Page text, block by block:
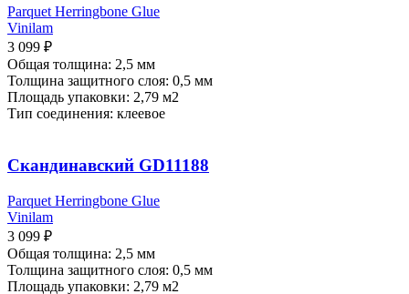
Parquet Herringbone Glue
Vinilam
3 099 ₽
Общая толщина: 2,5 мм
Толщина защитного слоя: 0,5 мм
Площадь упаковки: 2,79 м2
Тип соединения: клеевое
Скандинавский GD11188
Parquet Herringbone Glue
Vinilam
3 099 ₽
Общая толщина: 2,5 мм
Толщина защитного слоя: 0,5 мм
Площадь упаковки: 2,79 м2